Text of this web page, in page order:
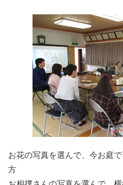
お花の写真を選んで、今お庭
方